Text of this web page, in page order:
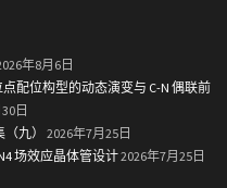
年8月6日
配位构型的动态演变与 C-N 偶联前
日
九）
2026年7月25日
场效应晶体管设计2026年7月25日